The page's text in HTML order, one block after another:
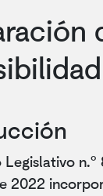
n.º
2022